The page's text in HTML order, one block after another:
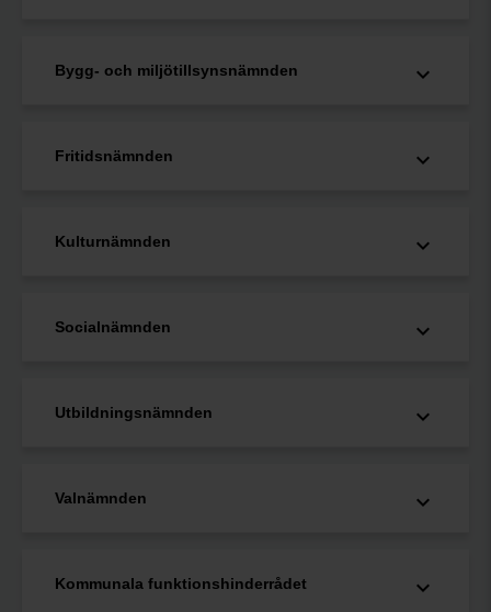
Bygg- och miljötillsynsnämnden
Fritidsnämnden
Kulturnämnden
Socialnämnden
Utbildningsnämnden
Valnämnden
Kommunala funktionshinderrådet